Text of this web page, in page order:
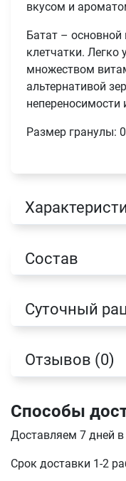
вкусом и
Батат – основной
клетчатки. Легко
множеством
альтернативой
непереносимости
Размер гранулы:
Состав
Суточный
Отзывов (0)
Способы
Доставляем 7 дней
Срок доставки 1-2
Телефон
E-mail